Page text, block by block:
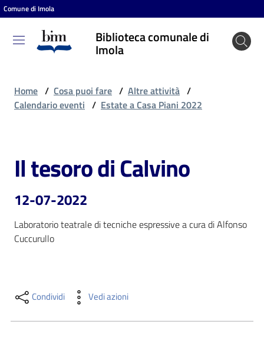
Vai al contenuto
Vai alla navigazione
Vai al footer
Comune di Imola
Biblioteca comunale di
Imola
Biblioteca
comunale
Cosa
puoi
fare
Home / Cosa puoi fare / Altre attività /
Calendario eventi / Estate a Casa Piani 2022
Salta al contenuto
Il tesoro di Calvino
12-07-2022
Laboratorio teatrale di tecniche espressive a cura di Alfonso
Cuccurullo
Condividi Vedi azioni